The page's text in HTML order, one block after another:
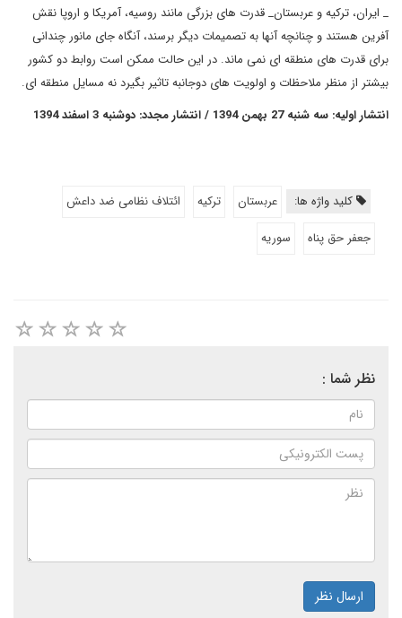
_ ایران، ترکیه و عربستان_ قدرت های بزرگی مانند روسیه، آمریکا و اروپا نقش
آفرین هستند و چنانچه آنها به تصمیمات دیگر برسند، آنگاه جای مانور چندانی
برای قدرت های منطقه ای نمی ماند. در این حالت ممکن است روابط دو کشور
بیشتر از منظر ملاحظات و اولویت های دوجانبه تاثیر بگیرد نه مسایل منطقه ای.
انتشار اولیه: سه شنبه 27 بهمن 1394 / انتشار مجدد: دوشنبه 3 اسفند 1394
کلید واژه ها: عربستان ترکیه
ائتلاف نظامی ضد داعش
جعفر حق پناه
سوریه
نظر شما :
ارسال نظر